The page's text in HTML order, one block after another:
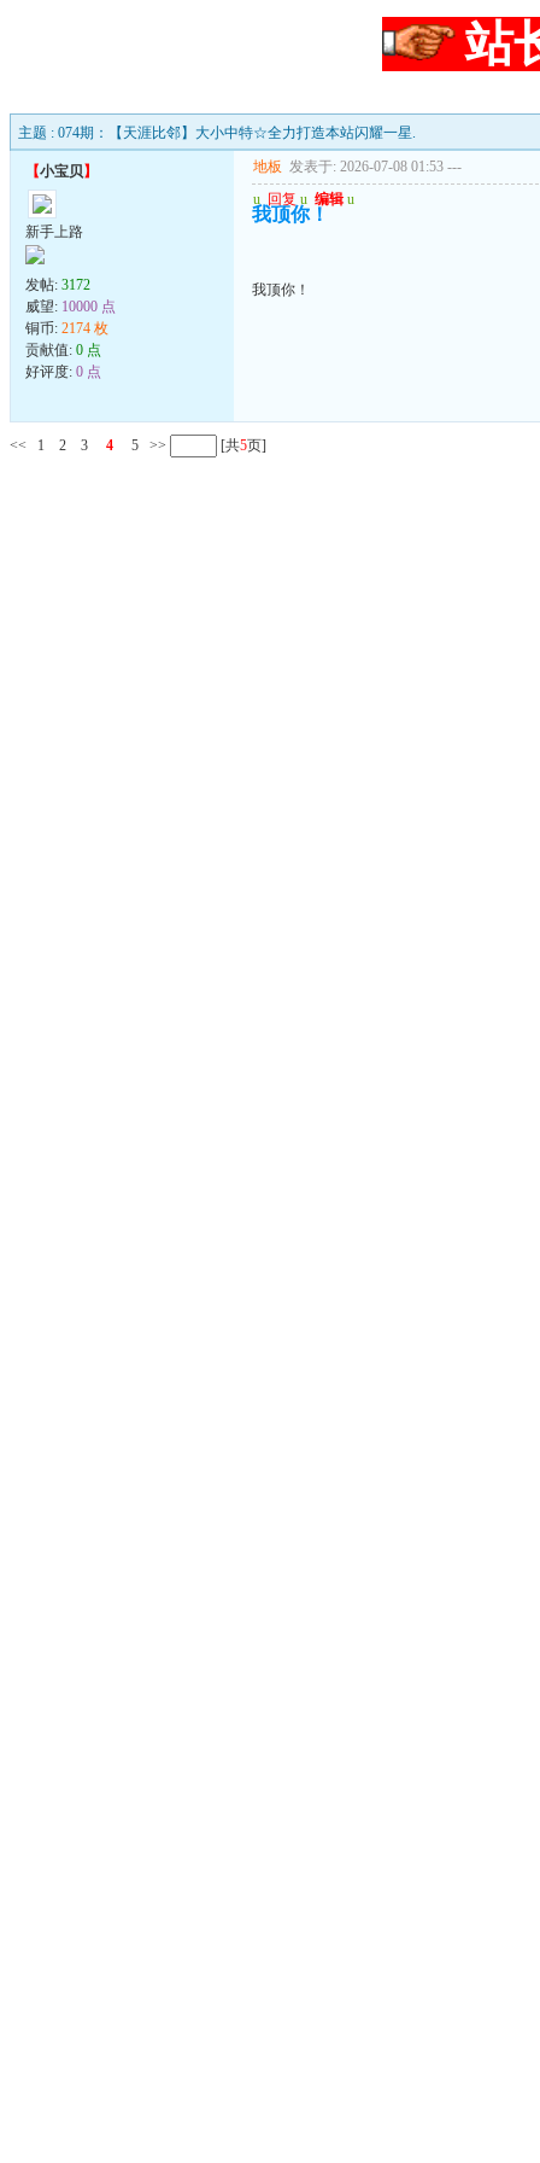
站
主题 : 074期：【天涯比邻】大小中特☆全力打造本站闪耀一星.
【小宝贝】
新手上路
发帖: 3172
威望: 10000 点
铜币: 2174 枚
贡献值: 0 点
好评度: 0 点
地板 发表于: 2026-07-08 01:53 ---
u 回复 u 编辑 u
我顶你！
我顶你！
<< 1 2 3 4 5 >> [共5页]